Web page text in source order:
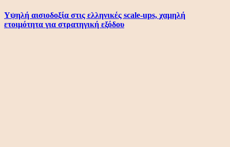
Υψηλή αισιοδοξία στις ελληνικές scale-ups, χαμηλή
ετοιμότητα για στρατηγική εξόδου